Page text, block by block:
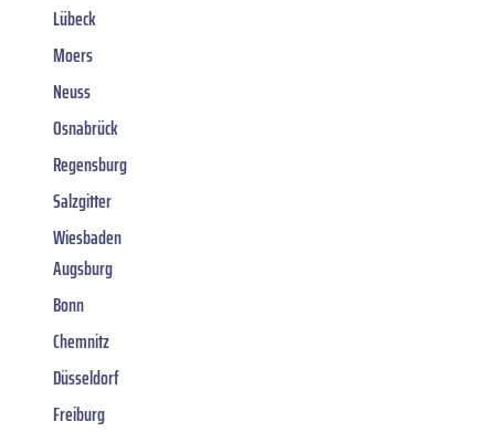
Lübeck
Moers
Neuss
Osnabrück
Regensburg
Salzgitter
Wiesbaden
Augsburg
Bonn
Chemnitz
Düsseldorf
Freiburg